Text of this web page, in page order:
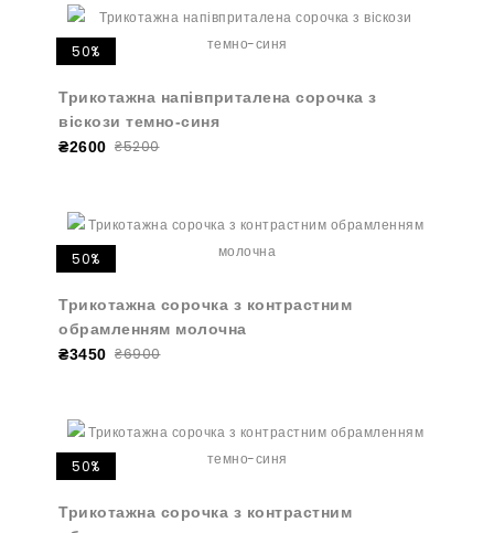
50%
Трикотажна напівприталена сорочка з
віскози темно-синя
₴2600 ₴5200
50%
Трикотажна сорочка з контрастним
обрамленням молочна
₴3450 ₴6900
50%
Трикотажна сорочка з контрастним